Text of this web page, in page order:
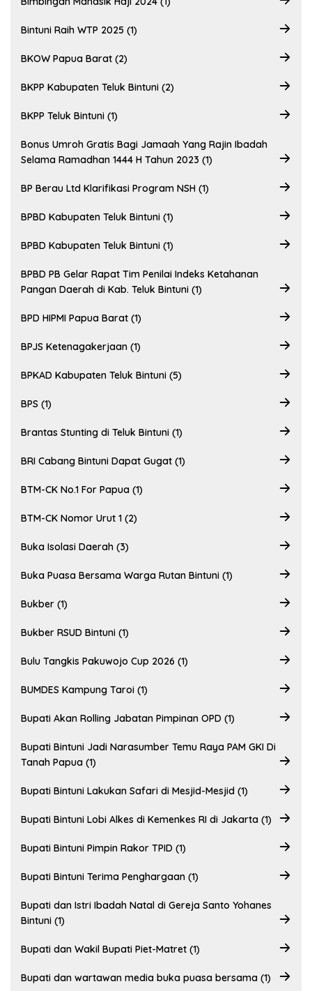
Bintuni Raih WTP 2025 (1)
BKOW Papua Barat (2)
BKPP Kabupaten Teluk Bintuni (2)
BKPP Teluk Bintuni (1)
Bonus Umroh Gratis Bagi Jamaah Yang Rajin Ibadah
Selama Ramadhan 1444 H Tahun 2023 (1)
BP Berau Ltd Klarifikasi Program NSH (1)
BPBD Kabupaten Teluk Bintuni (1)
BPBD Kabupaten Teluk Bintuni (1)
BPBD PB Gelar Rapat Tim Penilai Indeks Ketahanan
Pangan Daerah di Kab. Teluk Bintuni (1)
BPD HIPMI Papua Barat (1)
BPJS Ketenagakerjaan (1)
BPKAD Kabupaten Teluk Bintuni (5)
BPS (1)
Brantas Stunting di Teluk Bintuni (1)
BRI Cabang Bintuni Dapat Gugat (1)
BTM-CK No.1 For Papua (1)
BTM-CK Nomor Urut 1 (2)
Buka Isolasi Daerah (3)
Buka Puasa Bersama Warga Rutan Bintuni (1)
Bukber (1)
Bukber RSUD Bintuni (1)
Bulu Tangkis Pakuwojo Cup 2026 (1)
BUMDES Kampung Taroi (1)
Bupati Akan Rolling Jabatan Pimpinan OPD (1)
Bupati Bintuni Jadi Narasumber Temu Raya PAM GKI Di
Tanah Papua (1)
Bupati Bintuni Lakukan Safari di Mesjid-Mesjid (1)
Bupati Bintuni Lobi Alkes di Kemenkes RI di Jakarta (1)
Bupati Bintuni Pimpin Rakor TPID (1)
Bupati Bintuni Terima Penghargaan (1)
Bupati dan Istri Ibadah Natal di Gereja Santo Yohanes
Bintuni (1)
Bupati dan Wakil Bupati Piet-Matret (1)
Bupati dan wartawan media buka puasa bersama (1)